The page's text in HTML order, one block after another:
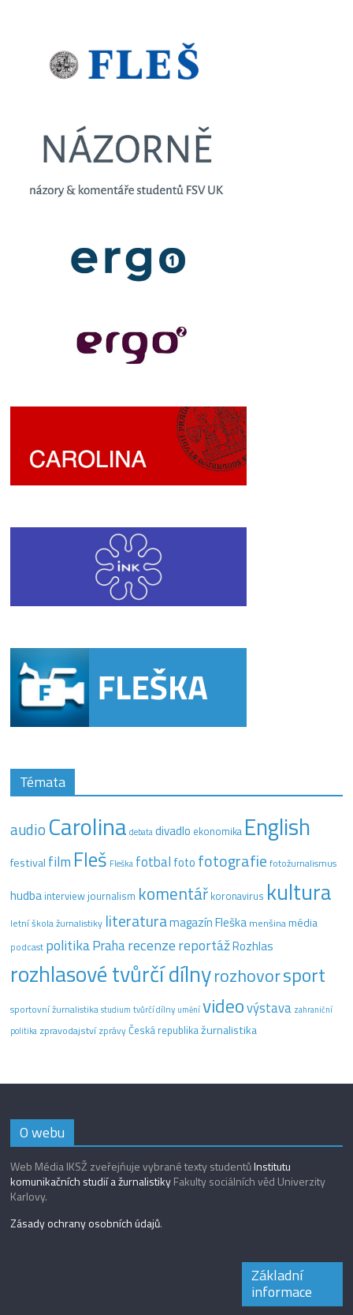
Témata
audio Carolina debata divadlo ekonomika English
festival film Fleš Fleška fotbal foto fotografie fotožurnalismus
hudba interview journalism komentář koronavirus kultura
letní škola žurnalistiky literaturamagazín Fleška menšinamédia
podcast politikaPraharecenzereportážRozhlas
rozhlasové tvůrčí dílnyrozhovorsport
sportovní žurnalistika studium tvůrčí dílny uměnívideovýstava zahraniční
politika zpravodajstvízprávyČeská republikažurnalistika
O webu
Web Média IKSŽ zveřejňuje vybrané texty studentůInstitutu
komunikačních studií a žurnalistikyFakulty sociálních věd Univerzity
Karlovy.
Zásady ochrany osobních údajů.
Základní
informace